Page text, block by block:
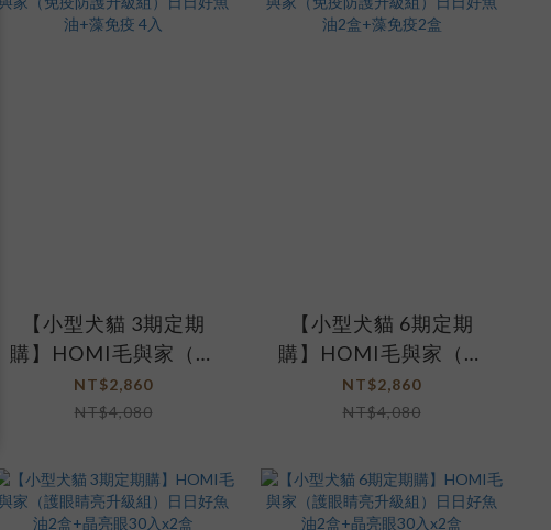
【小型犬貓 3期定期
購】HOMI毛與家（免
疫防護升級組）日日好
魚油+藻免疫 4入
NT$2,860
NT$4,080
【小型犬貓 6期定期
購】HOMI毛與家（免
疫防護升級組）日日好
魚油2盒+藻免疫2盒
NT$2,860
NT$4,080